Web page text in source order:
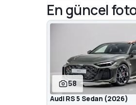
En güncel
58
Audi RS 5 Sedan (2026)